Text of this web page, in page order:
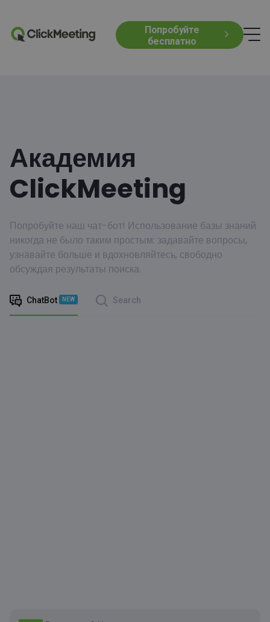
Попробуйте
бесплатно
Академия
ClickMeeting
Попробуйте наш чат-бот! Использование базы знаний
никогда не было таким простым: задавайте вопросы,
узнавайте больше и вдохновляйтесь, свободно
обсуждая результаты поиска.
ChatBot NEW Search